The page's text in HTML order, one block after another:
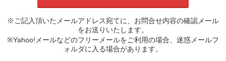
※ご記入頂いたメールアドレス宛てに、お問合せ内容の確認メール
をお送りいたします。
※Yahoo!メールなどのフリーメールをご利用の場合、迷惑メールフ
ォルダに入る場合があります。